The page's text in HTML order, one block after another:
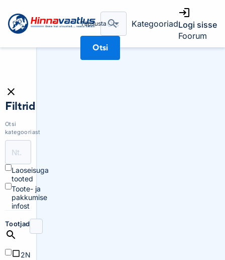
Täpsusta
Otsi
KategooriadLogi sisse
Foorum
Filtrid
Otsi
kategooriast
Laoseisuga
tooted
Toote- ja
pakkumise
infost
Tootjad
2N